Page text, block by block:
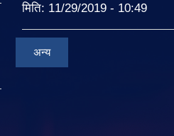
मिति: 11/29/2019 - 10:49
अन्य